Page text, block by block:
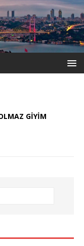
GİYİM